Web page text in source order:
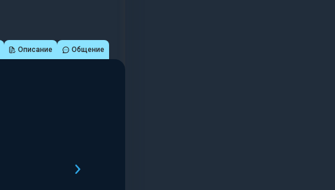
Описание Общение